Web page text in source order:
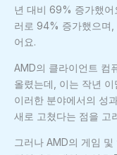
년 대비 69% 증가했어
러로 94% 증가했으며,
어요.
AMD의 클라이언트 컴
올렸는데, 이는 작년
이러한 분야에서의 성
새로 고쳤다는 점을 고
그러나 AMD의 게임